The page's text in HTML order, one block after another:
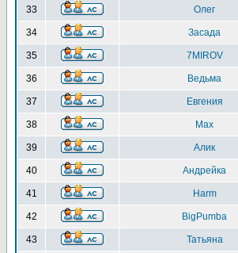
33 Олег
34 Засада
35 7MIROV
36 Ведьма
37 Евгения
38 Max
39 Алик
40 Андрейка
41 Harm
42 BigPumba
43 Татьяна